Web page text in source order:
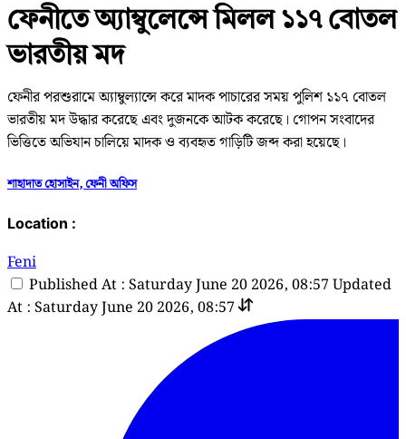
ফেনীতে অ্যাম্বুলেন্সে মিলল ১১৭ বোতল
ভারতীয় মদ
ফেনীর পরশুরামে অ্যাম্বুল্যান্সে করে মাদক পাচারের সময় পুলিশ ১১৭ বোতল
ভারতীয় মদ উদ্ধার করেছে এবং দুজনকে আটক করেছে। গোপন সংবাদের
ভিত্তিতে অভিযান চালিয়ে মাদক ও ব্যবহৃত গাড়িটি জব্দ করা হয়েছে।
শাহাদাত হোসাইন, ফেনী অফিস
Location :
Feni
Published At : Saturday June 20 2026, 08:57 Updated
At : Saturday June 20 2026, 08:57